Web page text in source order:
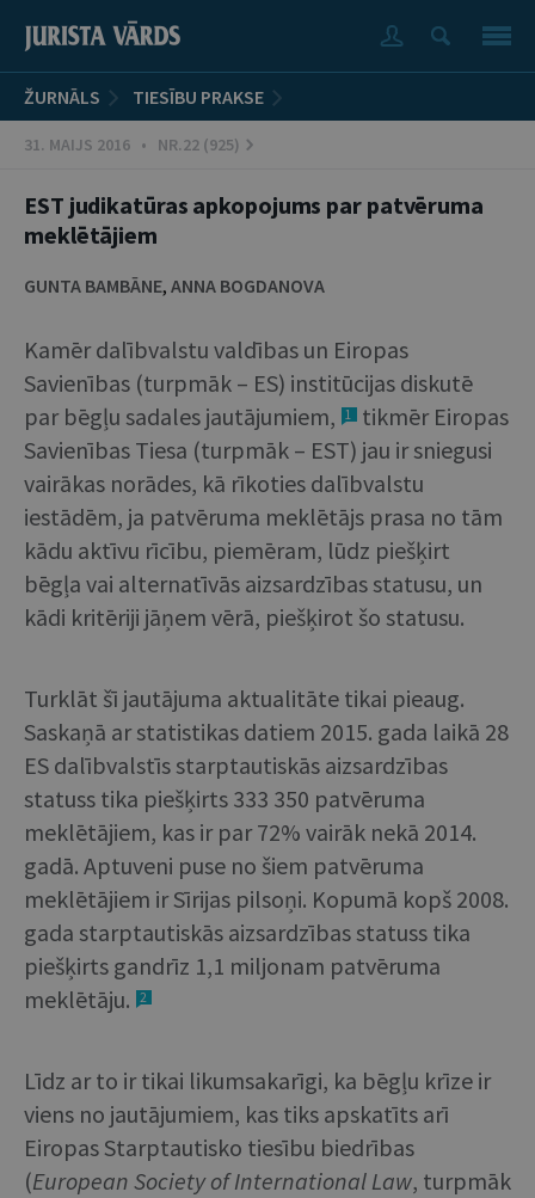
ŽURNĀLS TIESĪBU PRAKSE
31. MAIJS 2016 • NR.22 (925)
EST judikatūras apkopojums par patvēruma
meklētājiem
GUNTA BAMBĀNE, ANNA BOGDANOVA
Kamēr dalībvalstu valdības un Eiropas
Savienības (turpmāk – ES) institūcijas diskutē
par bēgļu sadales jautājumiem,
1
tikmēr Eiropas
Savienības Tiesa (turpmāk – EST) jau ir sniegusi
vairākas norādes, kā rīkoties dalībvalstu
iestādēm, ja patvēruma meklētājs prasa no tām
kādu aktīvu rīcību, piemēram, lūdz piešķirt
bēgļa vai alternatīvās aizsardzības statusu, un
kādi kritēriji jāņem vērā, piešķirot šo statusu.
Turklāt šī jautājuma aktualitāte tikai pieaug.
Saskaņā ar statistikas datiem 2015. gada laikā 28
ES dalībvalstīs starptautiskās aizsardzības
statuss tika piešķirts 333 350 patvēruma
meklētājiem, kas ir par 72% vairāk nekā 2014.
gadā. Aptuveni puse no šiem patvēruma
meklētājiem ir Sīrijas pilsoņi. Kopumā kopš 2008.
gada starptautiskās aizsardzības statuss tika
piešķirts gandrīz 1,1 miljonam patvēruma
meklētāju.
2
Līdz ar to ir tikai likumsakarīgi, ka bēgļu krīze ir
viens no jautājumiem, kas tiks apskatīts arī
Eiropas Starptautisko tiesību biedrības
(European Society of International Law, turpmāk